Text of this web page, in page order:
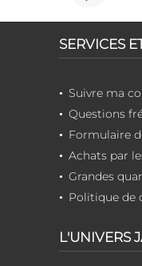
SERVICES
Suivre ma
Questions
Formulaire
Achats par
Grandes
Politique de
L'UNIVERS